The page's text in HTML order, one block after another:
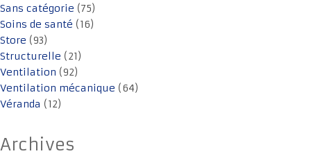
Sans catégorie (75)
Soins de santé (16)
Store (93)
Structurelle (21)
Ventilation (92)
Ventilation mécanique (64)
Véranda (12)
Archives